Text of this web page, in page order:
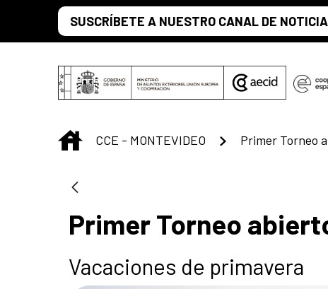
Saltar al contenido principal
SUSCRÍBETE A NUESTRO CANAL DE
INICIO
CCE - MONTEVIDEO
Primer Torneo
Vacaciones de primavera